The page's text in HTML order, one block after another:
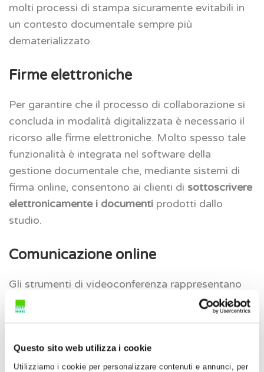
Questo sito web utilizza i cookie
Utilizziamo i cookie per personalizzare contenuti e annunci, per
molti processi di stampa sicuramente evitabili in
un contesto documentale sempre più
dematerializzato.
Firme elettroniche
Per garantire che il processo di collaborazione si
concluda in modalità digitalizzata è necessario il
ricorso alle firme elettroniche. Molto spesso tale
funzionalità è integrata nel software della
gestione documentale che, mediante sistemi di
firma online, consentono ai clienti di sottoscrivere
elettronicamente i documenti prodotti dallo
studio.
Comunicazione online
Gli strumenti di videoconferenza rappresentano
un ulteriore componente essenziale della
collaborazione digitale con la clientela in quanto
Dopo le prime esperienze improvvisate in periodo
di lockdown, ora sono definibili standard operativi